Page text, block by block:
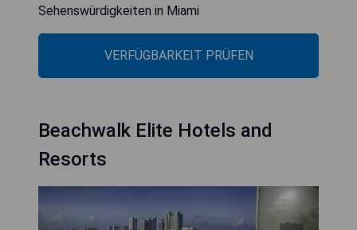
Sehenswürdigkeiten in Miami
VERFÜGBARKEIT PRÜFEN
Beachwalk Elite Hotels and
Resorts